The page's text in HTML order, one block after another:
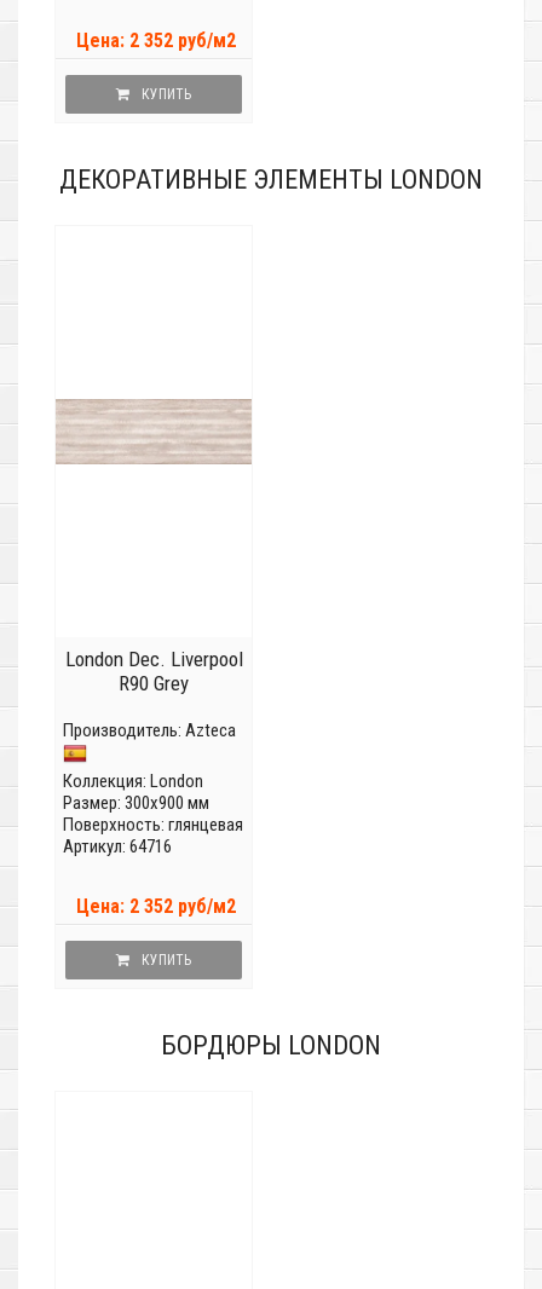
Цена: 2 352 руб/м2
КУПИТЬ
ДЕКОРАТИВНЫЕ ЭЛЕМЕНТЫ LONDON
London Dec. Liverpool
R90 Grey
Производитель: Azteca
Коллекция: London
Размер: 300x900 мм
Поверхность: глянцевая
Артикул: 64716
Цена: 2 352 руб/м2
КУПИТЬ
БОРДЮРЫ LONDON